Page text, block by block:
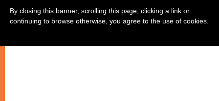
By closing this banner, scrolling this page, clicking a link or
continuing to browse otherwise, you agree to the use of cookies.